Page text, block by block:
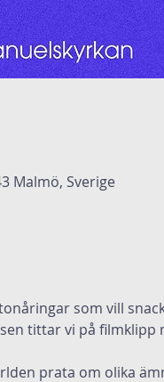
Malmö, Sverige
som vill
tittar vi på filmklipp